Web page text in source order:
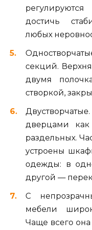
достичь
любых
секций.
двумя
створкой,
дверцами
раздельных.
устроены
одежды: в
другой —
С
мебели
Чаще всего она